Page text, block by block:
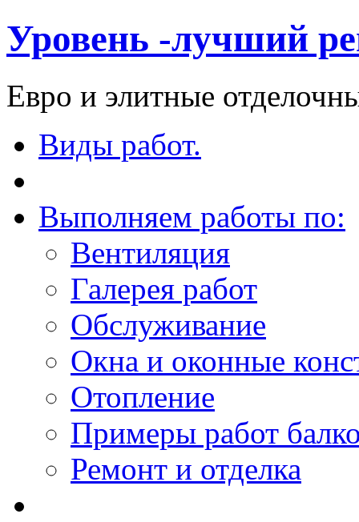
Уровень -лучший
Евро и элитные
Виды работ.
Выполняем работы по:
Вентиляция
Галерея работ
Обслуживание
Окна и оконные
Отопление
Примеры работ
Ремонт и отделка